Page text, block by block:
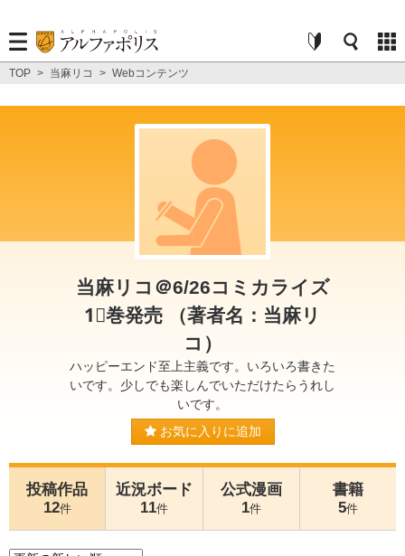
TOP > 当麻リコ > Webコンテンツ
当麻リコ＠6/26コミカライズ
1⃣巻発売 （著者名：当麻リ
コ）
ハッピーエンド至上主義です。いろいろ書きた
いです。少しでも楽しんでいただけたらうれし
いです。
お気に入りに追加
投稿作品
12件
近況ボード
11件
公式漫画
1件
書籍
5件